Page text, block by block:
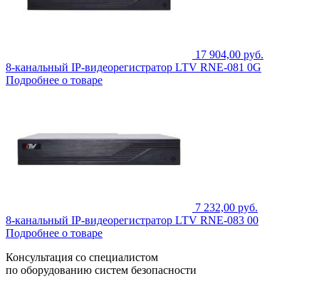
17 904,00 руб.
8-канальный IP-видеорегистратор LTV RNE-081 0G
Подробнее о товаре
7 232,00 руб.
8-канальный IP-видеорегистратор LTV RNE-083 00
Подробнее о товаре
Консультация со специалистом
по оборудованию систем безопасности